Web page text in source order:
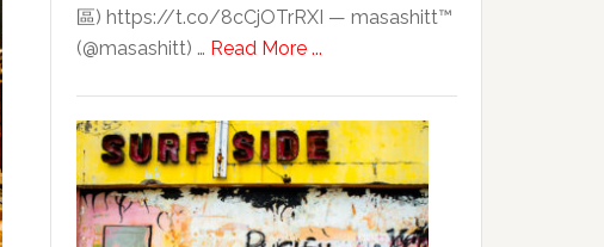
區) https://t.co/8cCjOTrRXI — masashitt™
(@masashitt) … Read More ...
湾
旅
行
記〜